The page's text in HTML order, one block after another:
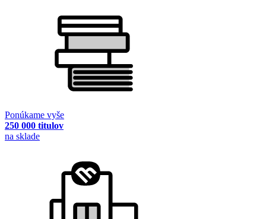
Ponúkame vyše
250 000 titulov
na sklade